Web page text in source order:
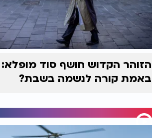
הזוהר הקדוש חושף סוד
באמת קורה לנשמה בשבת?